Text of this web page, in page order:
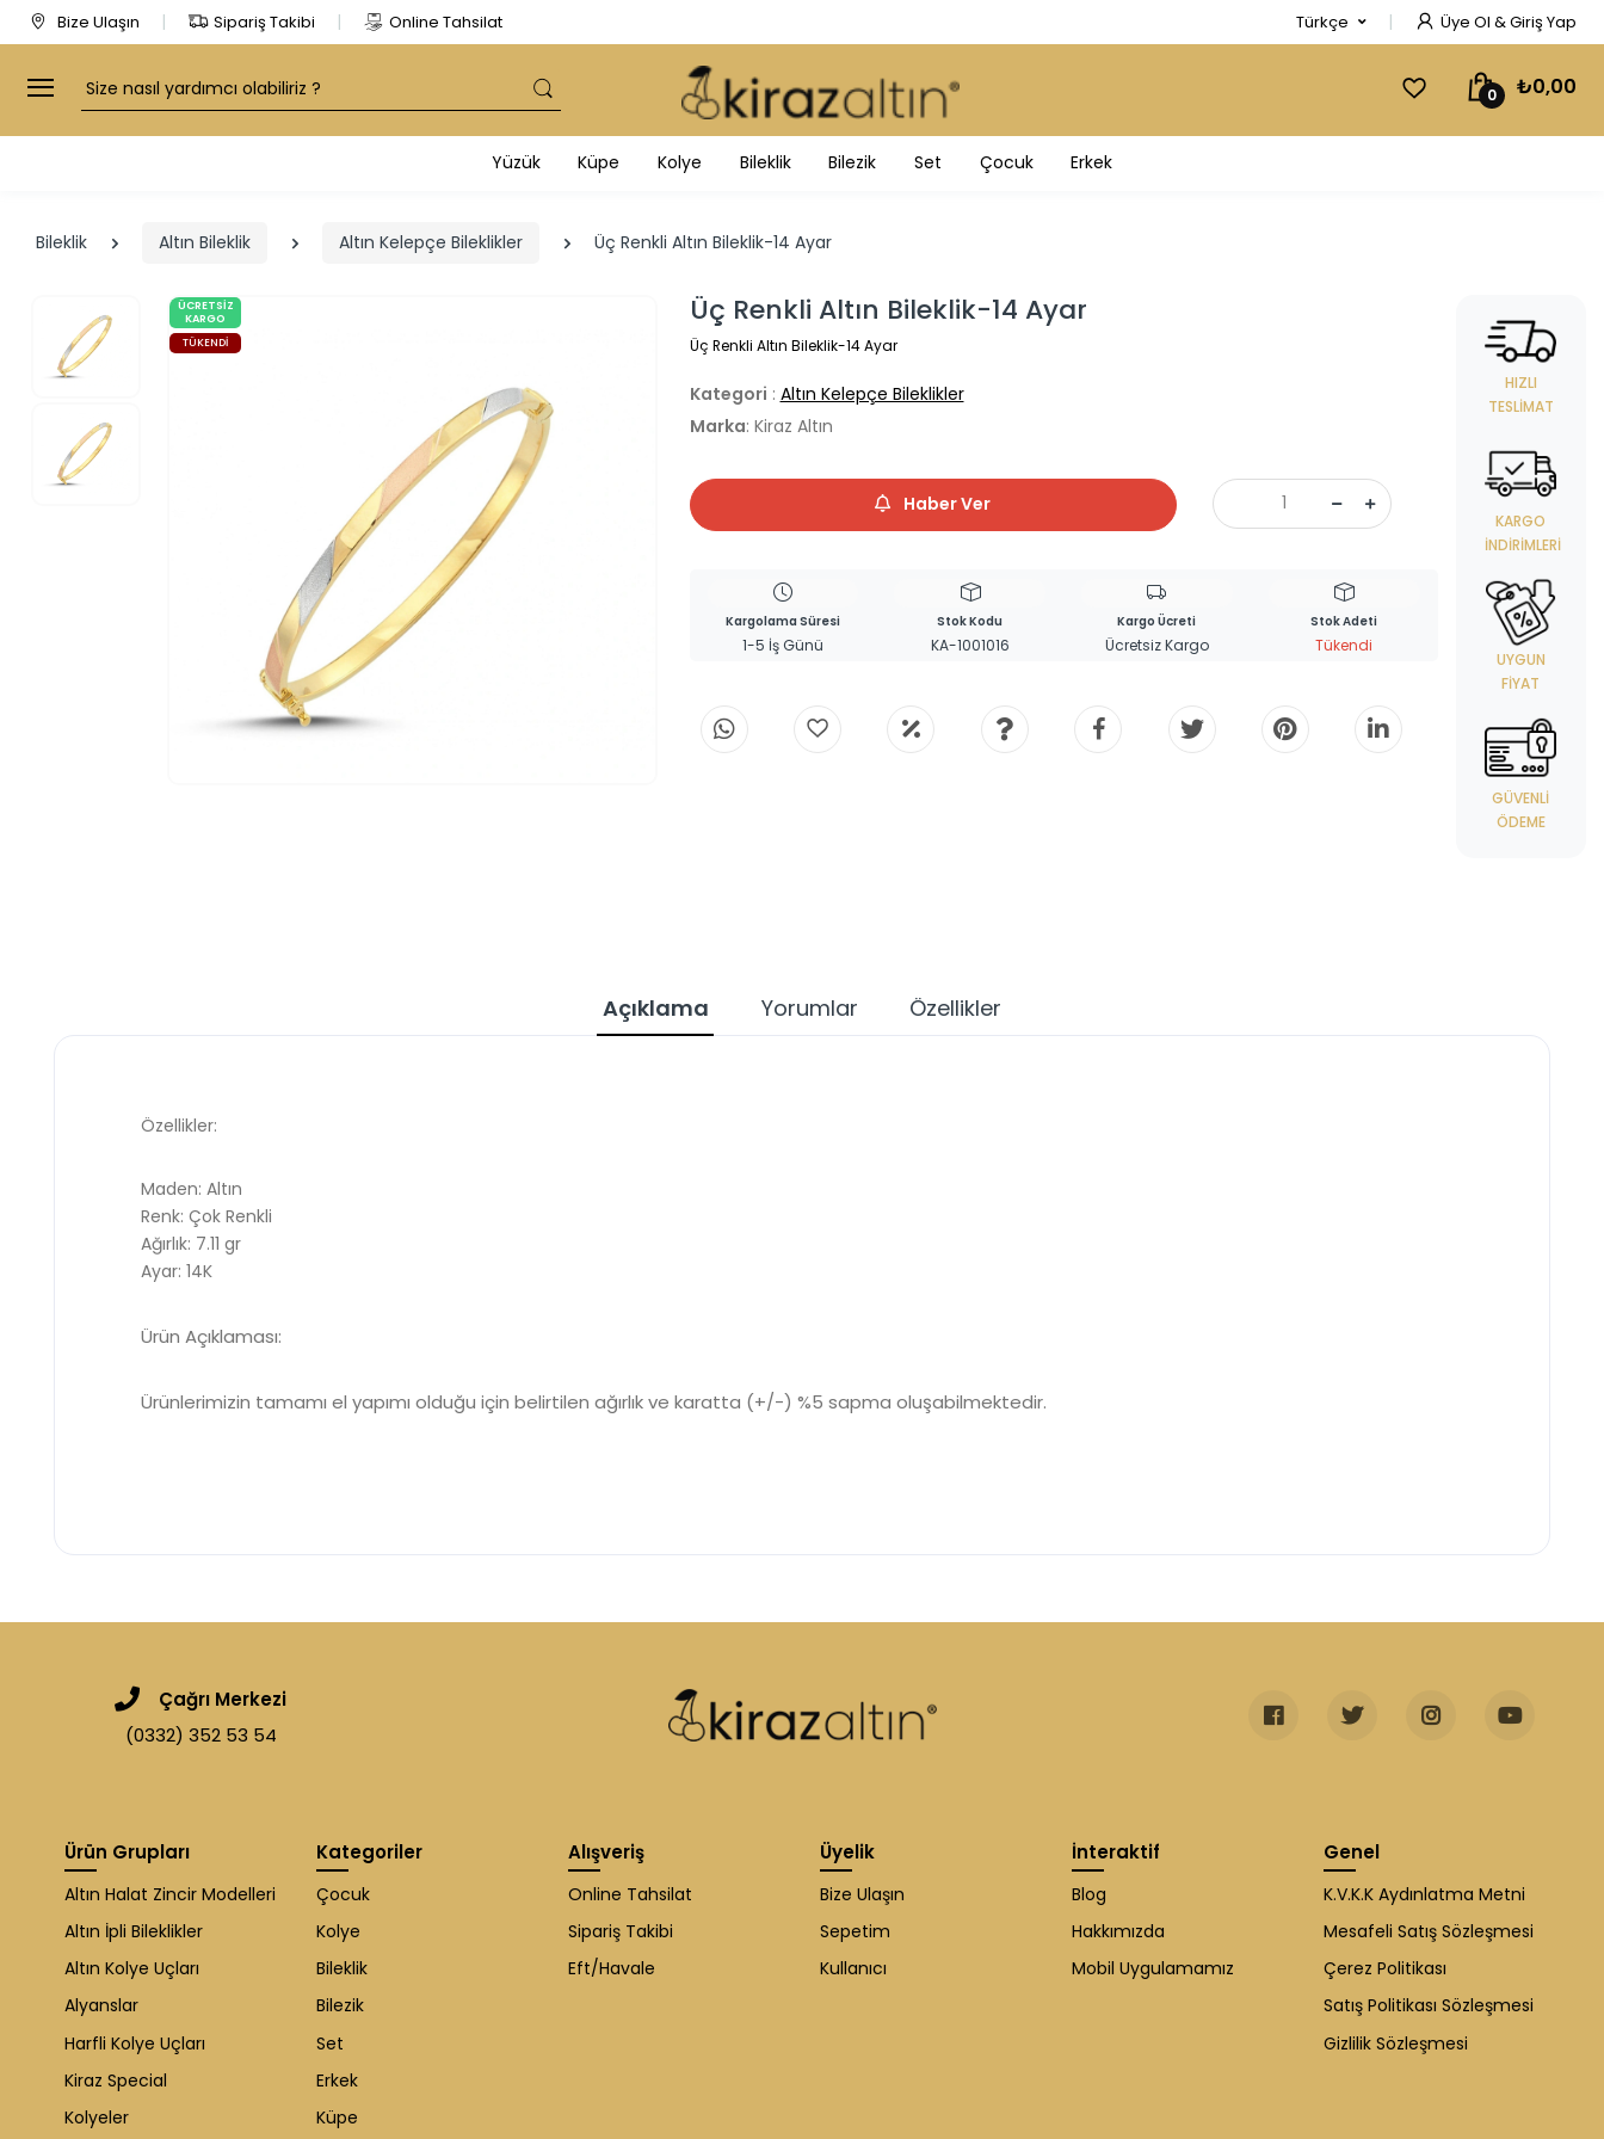
Bize Ulaşın Sipariş Takibi Online Tahsilat Türkçe Üye Ol & Giriş Yap
Arama
0 ₺0,00
Yüzük Küpe Kolye Bileklik Bilezik Set Çocuk Erkek
Bileklik Altın Bileklik Altın Kelepçe Bileklikler Üç Renkli Altın Bileklik-14 Ayar
ÜCRETSIZ
KARGO
TÜKENDI
Üç Renkli Altın Bileklik-14 Ayar
Üç Renkli Altın Bileklik-14 Ayar
Kategori : Altın Kelepçe Bileklikler
Marka: Kiraz Altın
Haber Ver
Kargolama Süresi
1-5 İş Günü
Stok Kodu
KA-1001016
Kargo Ücreti
Ücretsiz Kargo
Stok Adeti
Tükendi
HIZLI
TESLIMAT
KARGO
İNDIRIMLERI
UYGUN
FIYAT
GÜVENLI
ÖDEME
Açıklama Yorumlar Özellikler
Özellikler:
Maden: Altın
Renk: Çok Renkli
Ağırlık: 7.11 gr
Ayar: 14K
Ürün Açıklaması:
Ürünlerimizin tamamı el yapımı olduğu için belirtilen ağırlık ve karatta (+/-) %5 sapma oluşabilmektedir.
Çağrı Merkezi
(0332) 352 53 54
Ürün Grupları
Altın Halat Zincir Modelleri
Altın İpli Bileklikler
Altın Kolye Uçları
Alyanslar
Harfli Kolye Uçları
Kiraz Special
Kolyeler
Kategoriler
Çocuk
Kolye
Bileklik
Bilezik
Set
Erkek
Küpe
Alışveriş
Online Tahsilat
Sipariş Takibi
Eft/Havale
Üyelik
Bize Ulaşın
Sepetim
Kullanıcı
İnteraktif
Blog
Hakkımızda
Mobil Uygulamamız
Genel
K.V.K.K Aydınlatma Metni
Mesafeli Satış Sözleşmesi
Çerez Politikası
Satış Politikası Sözleşmesi
Gizlilik Sözleşmesi